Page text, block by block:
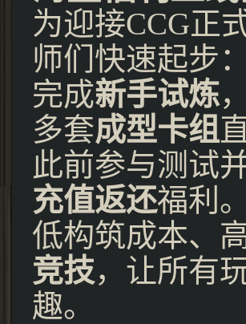
为迎接CCG正
师们快速起步：
完成新手试炼
多套成型卡组
此前参与测试
充值返还福利。
低构筑成本、
竞技，让所有
趣。